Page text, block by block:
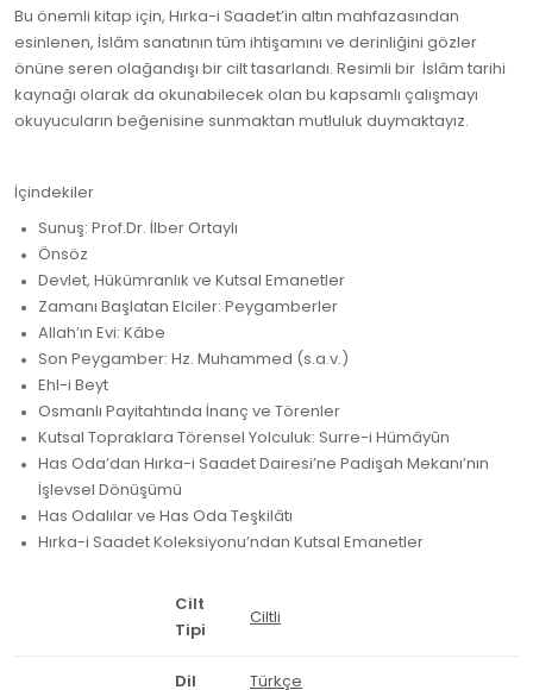
Bu önemli kitap için, Hırka-i Saadet’in altın mahfazasından
esinlenen, İslâm sanatının tüm ihtişamını ve derinliğini gözler
önüne seren olağandışı bir cilt tasarlandı. Resimli bir İslâm tarihi
kaynağı olarak da okunabilecek olan bu kapsamlı çalışmayı
okuyucuların beğenisine sunmaktan mutluluk duymaktayız.
İçindekiler
Sunuş: Prof.Dr. İlber Ortaylı
Önsöz
Devlet, Hükümranlık ve Kutsal Emanetler
Zamanı Başlatan Elciler: Peygamberler
Allah’ın Evi: Kâbe
Son Peygamber: Hz. Muhammed (s.a.v.)
Ehl-i Beyt
Osmanlı Payitahtında İnanç ve Törenler
Kutsal Topraklara Törensel Yolculuk: Surre-i Hümâyûn
Has Oda’dan Hırka-i Saadet Dairesi’ne Padişah Mekanı’nın
İşlevsel Dönüşümü
Has Odalılar ve Has Oda Teşkilâtı
Hırka-i Saadet Koleksiyonu’ndan Kutsal Emanetler
Cilt
Tipi
Ciltli
Dil Türkçe